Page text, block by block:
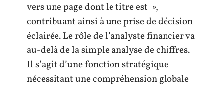
vers une page dont le titre est »,
contribuant ainsi à une prise de décision
éclairée. Le rôle de l’analyste financier va
au-delà de la simple analyse de chiffres.
Il s’agit d’une fonction stratégique
nécessitant une compréhension globale